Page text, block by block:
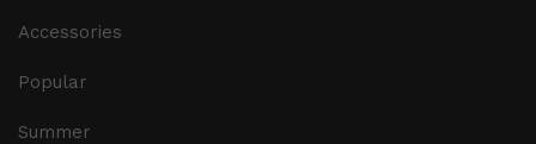
Accessories
Popular
Summer